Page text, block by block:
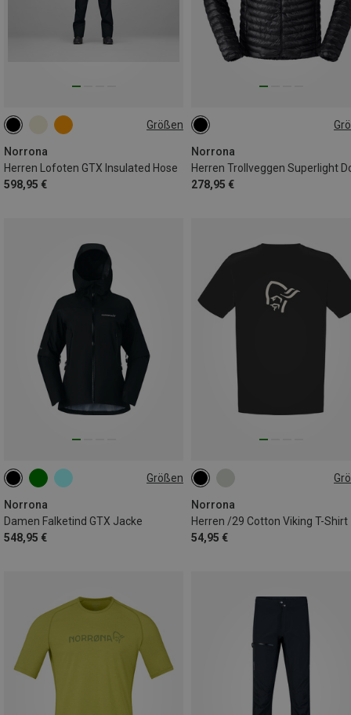
Größen
Norrona
Herren Lofoten GTX Insulated Hose
598,95 €
S
Norrona
278,95 €
L
Größen
Norrona
Damen Falketind GTX Jacke
548,95 €
XS S M
Norrona
Herren /29 Cotton Viking T-Shirt
54,95 €
S M